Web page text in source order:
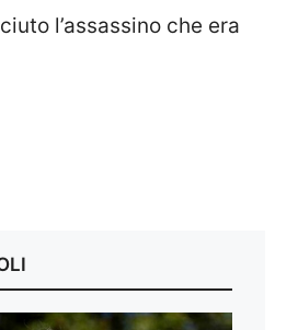
l’assassino che era